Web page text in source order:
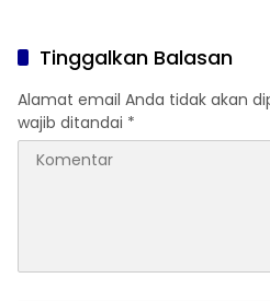
Tinggalkan Balasan
Alamat email Anda tidak akan
wajib ditandai *